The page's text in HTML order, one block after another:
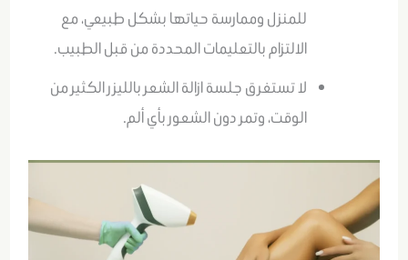
للمنزل وممارسة حياتها بشكل طبيعي، مع
الالتزام بالتعليمات المحددة من قبل الطبيب.
لا تستغرق جلسة ازالة الشعر بالليزر الكثير من
الوقت، وتمر دون الشعور بأي ألم.